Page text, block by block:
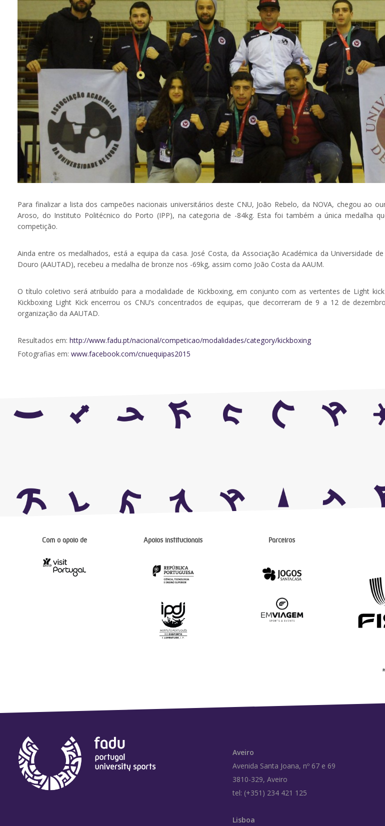
Para finalizar a lista dos campeões nacionais universitários deste CNU, João Rebelo, da NOVA, chegou ao
Aroso, do Instituto Politécnico do Porto (IPP), na categoria de -84kg. Esta foi também a única medalha
competição.
Ainda entre os medalhados, está a equipa da casa. José Costa, da Associação Académica da Universidade
Douro (AAUTAD), recebeu a medalha de bronze nos -69kg, assim como João Costa da AAUM.
O título coletivo será atribuído para a modalidade de Kickboxing, em conjunto com as vertentes de Light
Kickboxing Light Kick encerrou os CNU’s concentrados de equipas, que decorreram de 9 a 12 de
organização da AAUTAD.
Resultados em: http://www.fadu.pt/nacional/competicao/modalidades/category/kickboxing
Fotografias em: www.facebook.com/cnuequipas2015
Com o apoio de Apoios institucionais Parceiros
Aveiro
Avenida Santa Joana, nº 67 e 69
3810-329, Aveiro
tel: (+351) 234 421 125
Lisboa